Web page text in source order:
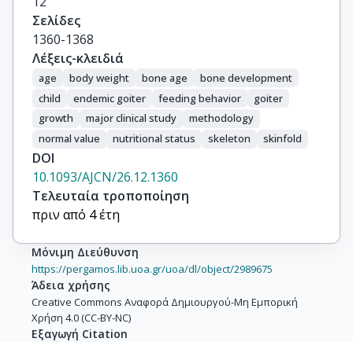
Σελίδες
1360-1368
Λέξεις-κλειδιά
age body weight bone age
bone development
child
endemic goiter feeding behavior
goiter
growth
major clinical study
methodology
normal value
nutritional status skeleton skinfold
DOI
10.1093/AJCN/26.12.1360
Τελευταία τροποποίηση
πριν από 4 έτη
Μόνιμη Διεύθυνση
https://pergamos.lib.uoa.gr/uoa/dl/object/2989675
Άδεια χρήσης
Creative Commons Αναφορά Δημιουργού-Μη Εμπορική
Χρήση 4.0 (CC-BY-NC)
Εξαγωγή Citation